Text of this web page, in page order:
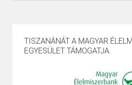
TISZANÁNÁT A MAGYAR
EGYESÜLET TÁMOGATJA.